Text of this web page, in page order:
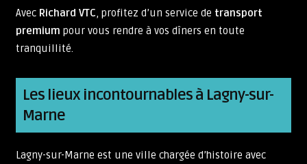
Avec Richard VTC, profitez d’un service de transport
premium pour vous rendre à vos dîners en toute
tranquillité.
Les lieux incontournables à Lagny-sur-
Marne
Lagny-sur-Marne est une ville chargée d’histoire avec